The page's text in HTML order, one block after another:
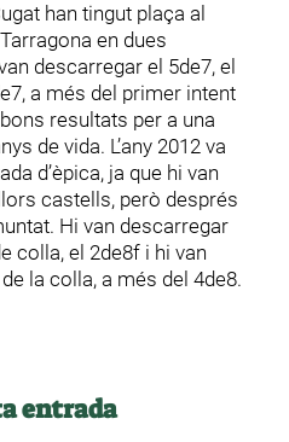
han tingut plaça al
en dues
descarregar el 5de7, el
a més del primer intent
resultats per a una
de vida. L’any 2012 va
d’èpica, ja que hi van
castells, però després
Hi van descarregar
colla, el 2de8f i hi van
la colla, a més del 4de8.
entrada